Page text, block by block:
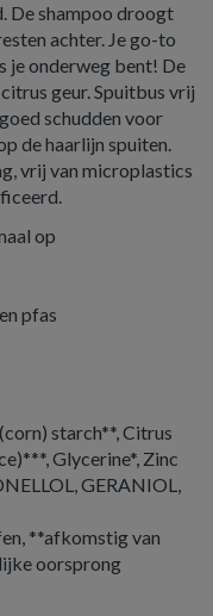
De shampoo droogt
achter. Je go-to
je onderweg bent! De
geur. Spuitbus vrij
schudden voor
de haarlijn spuiten.
vrij van microplastics
op
pfas
starch**, Citrus
Glycerine*, Zinc
GERANIOL,
**afkomstig van
oorsprong